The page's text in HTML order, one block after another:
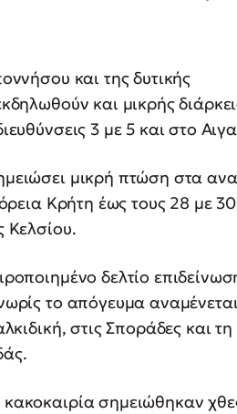
και της δυτικής
και μικρής
3 με 5 και στο
μικρή πτώση στα
Κρήτη έως τους 28 με
Κελσίου.
δελτίο
το απόγευμα
στις Σποράδες και
σημειώθηκαν